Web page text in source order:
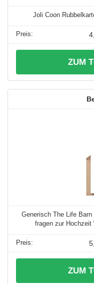
Joli Coon
ZUM
Generisch The Life
fragen zur Hochzeit
ZUM